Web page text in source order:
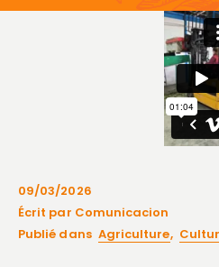
09/03/2026
Écrit par Comunicacion
Publié dans Agriculture,